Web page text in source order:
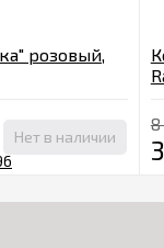
розовый,
Нет в наличии